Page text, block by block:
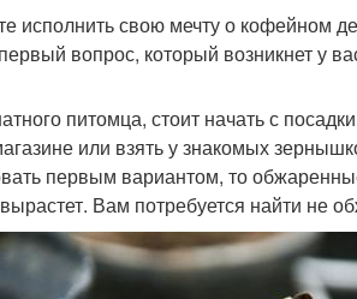
исполнить свою мечту о кофейном
вопрос, который возникнет у
питомца, стоит начать с
или взять у знакомых
первым вариантом, то
Вам потребуется найти не